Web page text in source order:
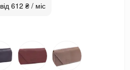
від 612 ₴ / міс